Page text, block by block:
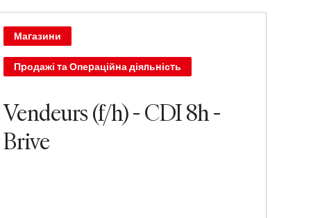
Vendeurs (f/h) - CDI 8h -
Brive
Магазини
Продажі та Операційна діяльність